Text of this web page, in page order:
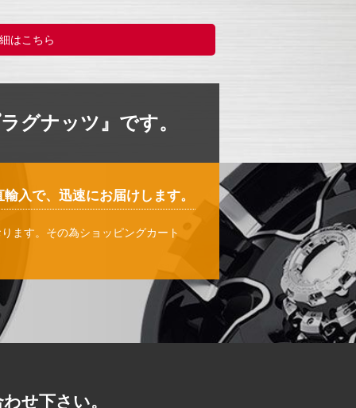
はこちら
グナッツ』です。
入で、迅速にお届けします。
ます。その為ショッピングカート
せ下さい。